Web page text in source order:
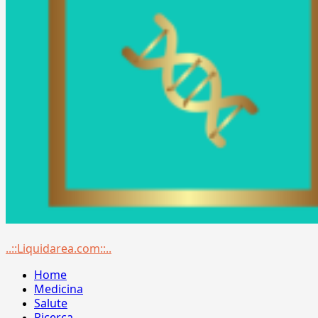
Menu
..::Liquidarea.com::..
Home
Medicina
Salute